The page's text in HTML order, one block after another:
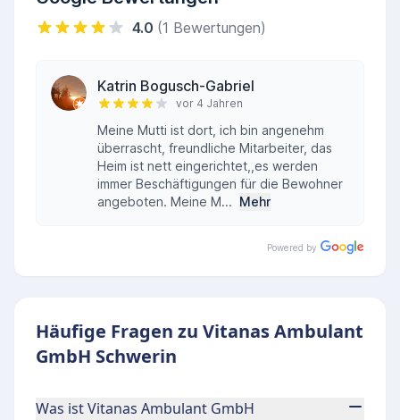
4.0 (1 Bewertungen)
Katrin Bogusch-Gabriel
vor 4 Jahren
Meine Mutti ist dort, ich bin angenehm
überrascht, freundliche Mitarbeiter, das
Heim ist nett eingerichtet,,es werden
immer Beschäftigungen für die Bewohner
angeboten. Meine M... Mehr
Powered by
Häufige Fragen zu Vitanas Ambulant
GmbH Schwerin
Was ist Vitanas Ambulant GmbH